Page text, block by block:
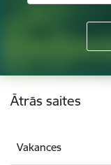
Kājene
Ātrās saites
Vakances